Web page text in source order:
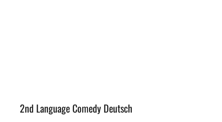
2nd Language Comedy Deutsch